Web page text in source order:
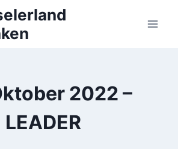
2022 –
LEADER